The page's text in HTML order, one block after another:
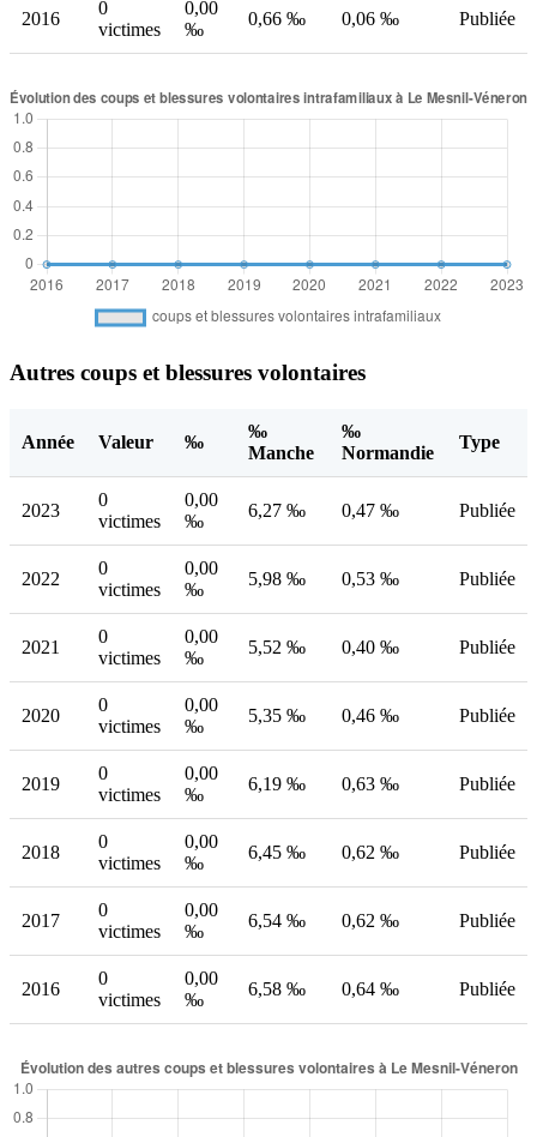
2016
0
victimes
0,00
‰
0,66 ‰ 0,06 ‰ Publiée
Autres coups et blessures volontaires
Année Valeur ‰
‰
Manche
‰
Normandie
Type
2023
0
victimes
0,00
‰
6,27 ‰ 0,47 ‰ Publiée
2022
0
victimes
0,00
‰
5,98 ‰ 0,53 ‰ Publiée
2021
0
victimes
0,00
‰
5,52 ‰ 0,40 ‰ Publiée
2020
0
victimes
0,00
‰
5,35 ‰ 0,46 ‰ Publiée
2019
0
victimes
0,00
‰
6,19 ‰ 0,63 ‰ Publiée
2018
0
victimes
0,00
‰
6,45 ‰ 0,62 ‰ Publiée
2017
0
victimes
0,00
‰
6,54 ‰ 0,62 ‰ Publiée
2016
0
victimes
0,00
‰
6,58 ‰ 0,64 ‰ Publiée